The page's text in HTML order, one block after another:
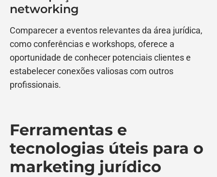
networking
Comparecer a eventos relevantes da área jurídica,
como conferências e workshops, oferece a
oportunidade de conhecer potenciais clientes e
estabelecer conexões valiosas com outros
profissionais.
Ferramentas e
tecnologias úteis para o
marketing jurídico